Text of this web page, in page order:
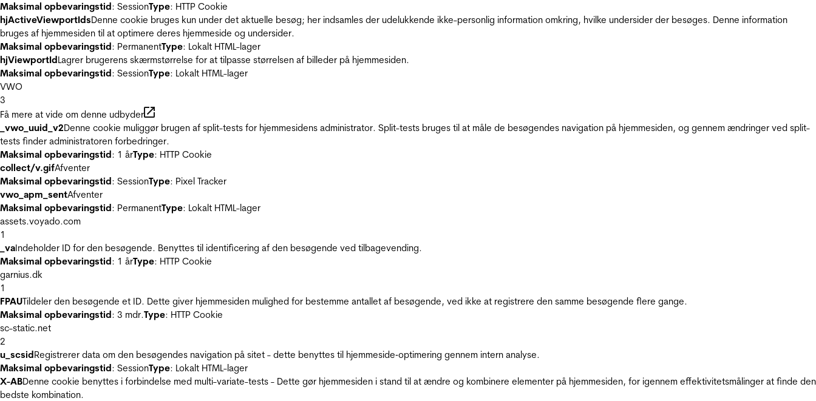
Maksimal opbevaringstid: SessionType: HTTP Cookie
hjActiveViewportIdsDenne cookie bruges kun under det aktuelle besøg; her indsamles der udelukkende ikke-personlig information omkring, hvilke undersider der besøges. Denne information
bruges af hjemmesiden til at optimere deres hjemmeside og undersider.
Maksimal opbevaringstid: PermanentType: Lokalt HTML-lager
hjViewportIdLagrer brugerens skærmstørrelse for at tilpasse størrelsen af billeder på hjemmesiden.
Maksimal opbevaringstid: SessionType: Lokalt HTML-lager
VWO
3
Få mere at vide om denne udbyder
_vwo_uuid_v2Denne cookie muliggør brugen af split-tests for hjemmesidens administrator. Split-tests bruges til at måle de besøgendes navigation på hjemmesiden, og gennem ændringer ved split-
tests finder administratoren forbedringer.
Maksimal opbevaringstid: 1 årType: HTTP Cookie
collect/v.gifAfventer
Maksimal opbevaringstid: SessionType: Pixel Tracker
vwo_apm_sentAfventer
Maksimal opbevaringstid: PermanentType: Lokalt HTML-lager
assets.voyado.com
1
_vaIndeholder ID for den besøgende. Benyttes til identificering af den besøgende ved tilbagevending.
Maksimal opbevaringstid: 1 årType: HTTP Cookie
garnius.dk
1
FPAUTildeler den besøgende et ID. Dette giver hjemmesiden mulighed for bestemme antallet af besøgende, ved ikke at registrere den samme besøgende flere gange.
Maksimal opbevaringstid: 3 mdr.Type: HTTP Cookie
sc-static.net
2
u_scsidRegistrerer data om den besøgendes navigation på sitet - dette benyttes til hjemmeside‐optimering gennem intern analyse.
Maksimal opbevaringstid: SessionType: Lokalt HTML-lager
X-ABDenne cookie benyttes i forbindelse med multi-variate-tests - Dette gør hjemmesiden i stand til at ændre og kombinere elementer på hjemmesiden, for igennem effektivitetsmålinger at finde den
bedste kombination.